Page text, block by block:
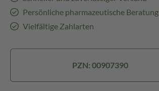
Persönliche pharmazeutische Beratung
Vielfältige Zahlarten
PZN: 00907390